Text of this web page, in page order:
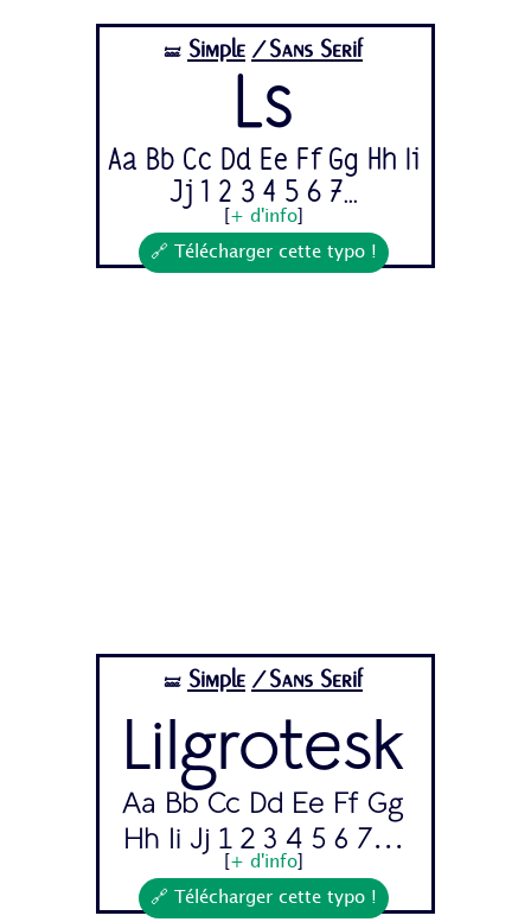
🝛 Simple /Sans Serif
Ls
Aa Bb Cc Dd Ee Ff Gg Hh Ii
Jj 1 2 3 4 5 6 7...
+ d'info]
🔗 Télécharger cette typo !
🝛 Simple /Sans Serif
Lilgrotesk
Aa Bb Cc Dd Ee Ff Gg
Hh Ii Jj 1 2 3 4 5 6 7...
+ d'info]
🔗 Télécharger cette typo !